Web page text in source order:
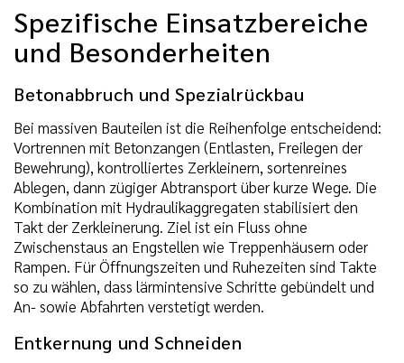
Spezifische Einsatzbereiche
und Besonderheiten
Betonabbruch und Spezialrückbau
Bei massiven Bauteilen ist die Reihenfolge entscheidend:
Vortrennen mit Betonzangen (Entlasten, Freilegen der
Bewehrung), kontrolliertes Zerkleinern, sortenreines
Ablegen, dann zügiger Abtransport über kurze Wege. Die
Kombination mit Hydraulikaggregaten stabilisiert den
Takt der Zerkleinerung. Ziel ist ein Fluss ohne
Zwischenstaus an Engstellen wie Treppenhäusern oder
Rampen. Für Öffnungszeiten und Ruhezeiten sind Takte
so zu wählen, dass lärmintensive Schritte gebündelt und
An- sowie Abfahrten verstetigt werden.
Entkernung und Schneiden